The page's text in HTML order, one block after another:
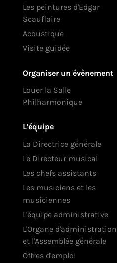
Les peintures d'Edgar
Scauflaire
Acoustique
Visite guidée
Organiser un évènement
Louer la Salle
Philharmonique
L'équipe
La Directrice générale
Le Directeur musical
Les chefs assistants
Les musiciens et les
musiciennes
L'équipe administrative
L'Organe d'administration
et l'Assemblée générale
Offres d'emploi